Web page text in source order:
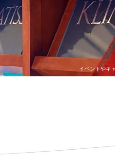
イベントやキ